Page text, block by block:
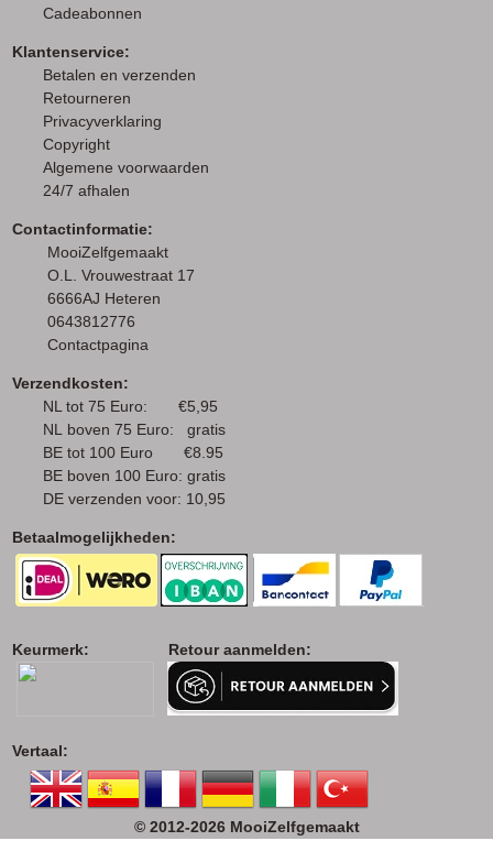
Cadeabonnen
Klantenservice:
Betalen en verzenden
Retourneren
Privacyverklaring
Copyright
Algemene voorwaarden
24/7 afhalen
Contactinformatie:
MooiZelfgemaakt
O.L. Vrouwestraat 17
6666AJ Heteren
0643812776
Contactpagina
Verzendkosten:
NL tot 75 Euro: €5,95
NL boven 75 Euro: gratis
BE tot 100 Euro €8.95
BE boven 100 Euro: gratis
DE verzenden voor: 10,95
Betaalmogelijkheden:
Keurmerk: Retour aanmelden:
Vertaal:
© 2012-2026 MooiZelfgemaakt